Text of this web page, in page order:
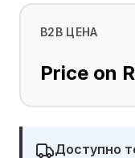
B2B ЦЕНА
Price on
Доступно